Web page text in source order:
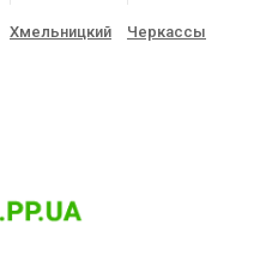
Хмельницкий Черкассы